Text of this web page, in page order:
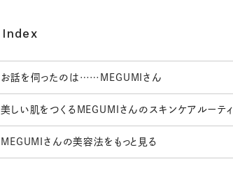
Index
お話を伺ったのは……MEGUMIさん
美しい肌をつくるMEGUMIさんのスキンケアルーテ
MEGUMIさんの美容法をもっと見る